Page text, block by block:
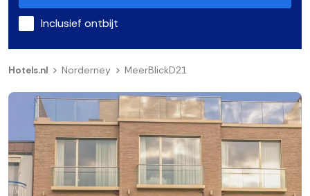
Inclusief ontbijt
Hotels.nl Norderney MeerBlickD21